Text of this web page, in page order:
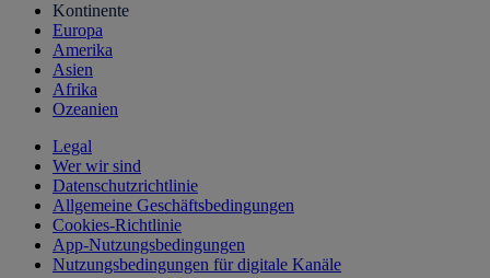
Kontinente
Europa
Amerika
Asien
Afrika
Ozeanien
Legal
Wer wir sind
Datenschutzrichtlinie
Allgemeine Geschäftsbedingungen
Cookies-Richtlinie
App-Nutzungsbedingungen
Nutzungsbedingungen für digitale Kanäle